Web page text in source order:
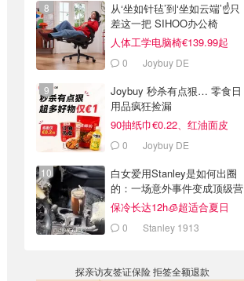
从‘坐如针毡’到‘坐如云端’☝️只
差这一把 SIHOO办公椅
人体工学电脑椅€139.99起
0 Joybuy DE
Joybuy 秒杀有点狠… 零食日
用品疯狂捡漏
90抽纸巾€0.22、红油面皮
€0.99
0 Joybuy DE
白女爱用Stanley是如何出圈
的：一场意外事件变成顶级营
销案例
保冷长达12h🧊超适合夏日
0 Stanley 1913
探亲访友签证保险 拒签全额退款